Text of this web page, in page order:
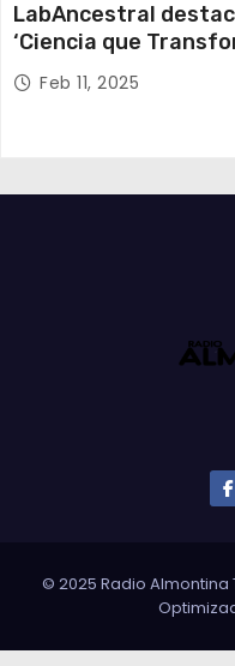
LabAncestral
‘Ciencia que
Feb 11, 2025
© 2025 Radio Almontina